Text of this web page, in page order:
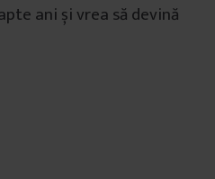
ani și vrea să devină